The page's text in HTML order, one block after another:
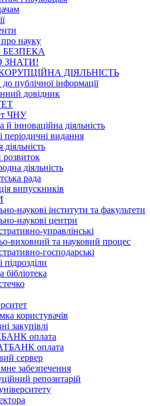
науку
ЗНАТИ!
ДІЯЛЬНІСТЬ
публічної інформації
довідник
ЧНУ
й інноваційна діяльність
періодичні видання
діяльність
діяльність
рада
випускників
наукові інститути та факультети
наукові центри
управлінські
виховний та науковий процес
господарські
підрозділи
бібліотека
користувачів
закупівлі
оплата
оплата
сервер
забезпечення
репозитарій